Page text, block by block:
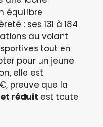
équilibre
: ses 131 à 184
au volant
tout en
pour un jeune
elle est
preuve que la
réduit est toute